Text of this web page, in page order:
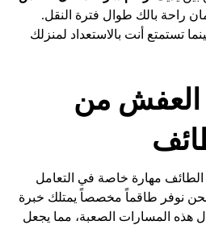
راحة بالك طوال فترة النقل.
تستمتع أنت بالاستعداد لمنزلك
العفش من
مهارة خاصة في التعامل
نحن نوفر طاقماً مخصصاً يمتلك خبرة
هذه المسارات الصعبة، مما يجعل